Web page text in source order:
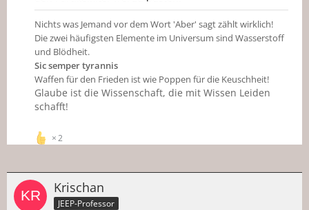
Nichts was Jemand vor dem Wort 'Aber' sagt zählt wirklich!
Die zwei häufigsten Elemente im Universum sind Wasserstoff
und Blödheit.
Sic semper tyrannis
Waffen für den Frieden ist wie Poppen für die Keuschheit!
Glaube ist die Wissenschaft, die mit Wissen Leiden
schafft!
2
Krischan
JEEP-Professor